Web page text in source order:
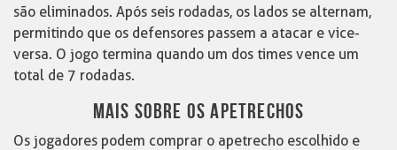
são eliminados. Após seis rodadas, os lados se alternam,
permitindo que os defensores passem a atacar e vice-
versa. O jogo termina quando um dos times vence um
total de 7 rodadas.
MAIS SOBRE OS APETRECHOS
Os jogadores podem comprar o apetrecho escolhido e